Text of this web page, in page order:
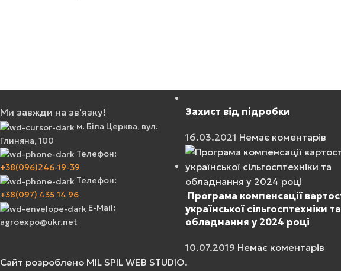
Ми завжди на зв'язку!
м. Біла Церква, вул.
Глиняна, 100
Телефон:
+38(096)246-19-39
Телефон:
+38(097) 435 14 96
E-Mail:
agroexpo@ukr.net
Захист від підробки
16.03.2021 Немає коментарів
Програма компенсації
української сільгосптехніки та
обладнання у 2024 році
10.07.2019 Немає коментарів
Сайт розроблено MIL SPIL WEB STUDIO.